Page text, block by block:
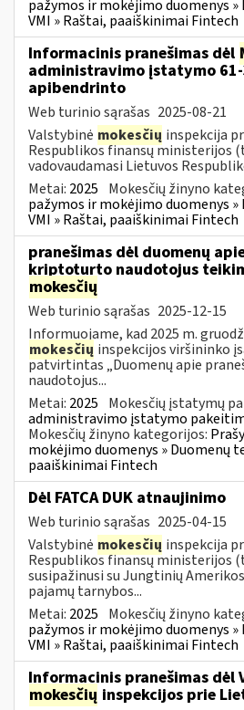
pažymos ir mokėjimo duomenys
VMI » Raštai, paaiškinimai Fintech
Informacinis pranešimas dėl
administravimo įstatymo
apibendrinto
Web turinio sąrašas 2025-08-21
Valstybinė mokesčių inspekcija
Respublikos finansų ministerijos
vadovaudamasi Lietuvos
Metai: 2025 Mokesčių žinyno
pažymos ir mokėjimo duomenys
VMI » Raštai, paaiškinimai Fintech
pranešimas dėl duomenų
kriptoturto naudotojus
mokesčių
Web turinio sąrašas 2025-12-15
Informuojame, kad 2025 m.
mokesčių inspekcijos viršininko
patvirtintas „Duomenų apie
naudotojus...
Metai: 2025 Mokesčių įstatymų
administravimo įstatymo
Mokesčių žinyno kategorijos:
mokėjimo duomenys » Duomenų
paaiškinimai Fintech
Dėl FATCA DUK atnaujinimo
Web turinio sąrašas 2025-04-15
Valstybinė mokesčių inspekcija
Respublikos finansų ministerijos
susipažinusi su Jungtinių
pajamų tarnybos...
Metai: 2025 Mokesčių žinyno
pažymos ir mokėjimo duomenys
VMI » Raštai, paaiškinimai Fintech
Informacinis pranešimas dėl
mokesčių inspekcijos prie